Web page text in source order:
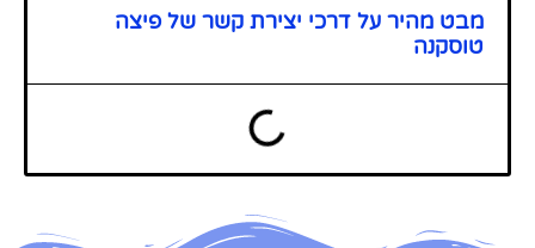
מבט מהיר על דרכי יצירת קשר של פיצה
טוסקנה